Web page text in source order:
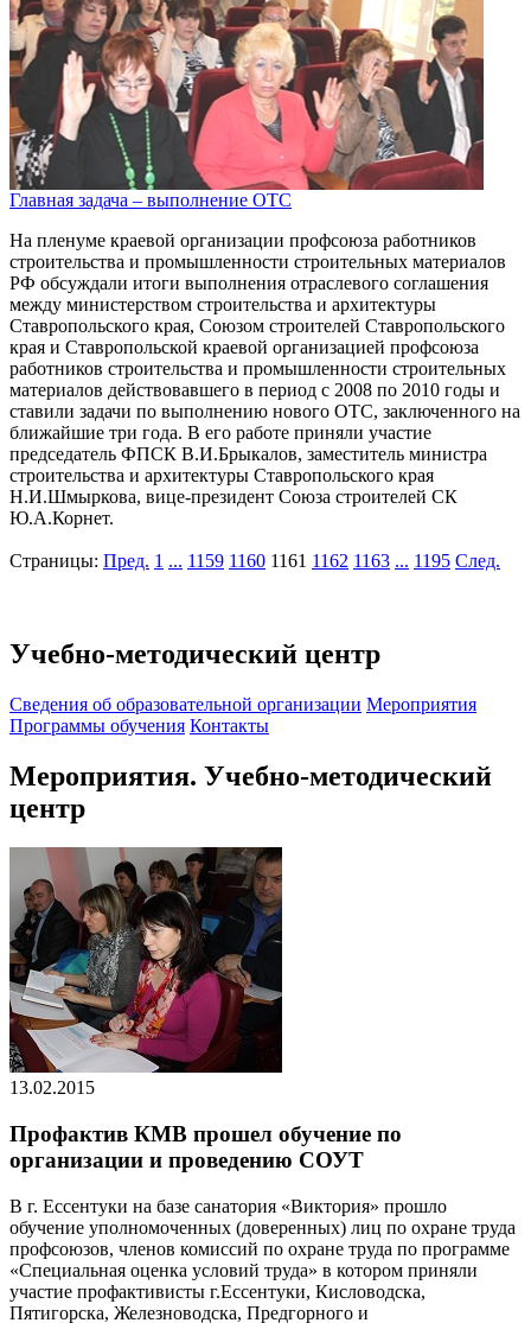
Главная задача – выполнение ОТС
На пленуме краевой организации профсоюза работников
строительства и промышленности строительных материалов
РФ обсуждали итоги выполнения отраслевого соглашения
между министерством строительства и архитектуры
Ставропольского края, Союзом строителей Ставропольского
края и Ставропольской краевой организацией профсоюза
работников строительства и промышленности строительных
материалов действовавшего в период с 2008 по 2010 годы и
ставили задачи по выполнению нового ОТС, заключенного на
ближайшие три года. В его работе приняли участие
председатель ФПСК В.И.Брыкалов, заместитель министра
строительства и архитектуры Ставропольского края
Н.И.Шмыркова, вице-президент Союза строителей СК
Ю.А.Корнет.
Страницы: Пред. 1 ... 1159 1160 1161 1162 1163 ... 1195 След.
Учебно-методический центр
Cведения об образовательной организации Мероприятия
Программы обучения Контакты
Мероприятия. Учебно-методический
центр
13.02.2015
Профактив КМВ прошел обучение по
организации и проведению СОУТ
В г. Ессентуки на базе санатория «Виктория» прошло
обучение уполномоченных (доверенных) лиц по охране труда
профсоюзов, членов комиссий по охране труда по программе
«Специальная оценка условий труда» в котором приняли
участие профактивисты г.Ессентуки, Кисловодска,
Пятигорска, Железноводска, Предгорного и